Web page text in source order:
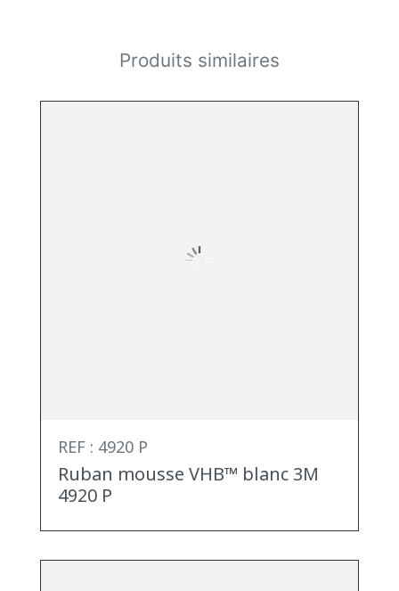
Produits similaires
REF : 4920 P
Ruban mousse VHB™ blanc 3M
4920 P